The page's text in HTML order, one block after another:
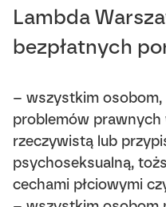
Lambda
bezpłatnych
– wszystkim
problemów prawnych
rzeczywistą lub
psychoseksualną,
cechami płciowymi